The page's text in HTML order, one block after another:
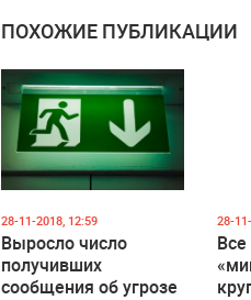
ПОХОЖИЕ ПУБЛИКАЦИИ
28-11-2018, 12:59
Выросло число
получивших
сообщения об угрозе
28-